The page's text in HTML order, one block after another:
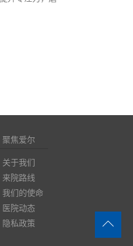
聚焦爱尔
关于我们
来院路线
我们的使命
医院动态
隐私政策